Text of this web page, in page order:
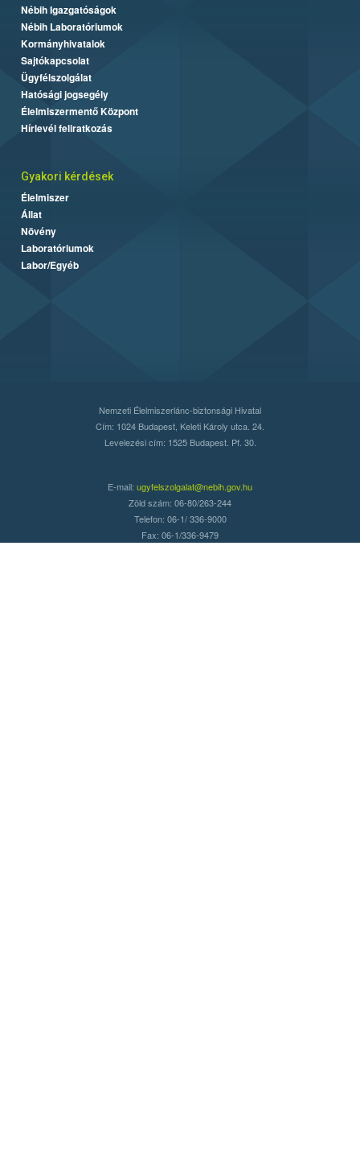
Nébih Igazgatóságok
Nébih Laboratóriumok
Kormányhivatalok
Sajtókapcsolat
Ügyfélszolgálat
Hatósági jogsegély
Élelmiszermentő Központ
Hírlevél feliratkozás
Gyakori kérdések
Élelmiszer
Állat
Növény
Laboratóriumok
Labor/Egyéb
Nemzeti Élelmiszerlánc-biztonsági Hivatal
Cím: 1024 Budapest, Keleti Károly utca. 24.
Levelezési cím: 1525 Budapest. Pf. 30.
E-mail: ugyfelszolgalat@nebih.gov.hu
Zöld szám: 06-80/263-244
Telefon: 06-1/ 336-9000
Fax: 06-1/336-9479